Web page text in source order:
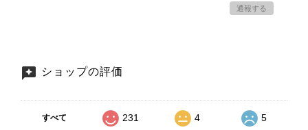
通報する
ショップの評価
すべて 231 4 5